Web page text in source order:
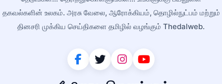
தகவல்களின் உலகம். அரசு வேலை, ஆரோக்கியம், தொழில்நுட்பம் மற்றும்
தினசரி முக்கிய செய்திகளை தமிழில் வழங்கும் Thedalweb.